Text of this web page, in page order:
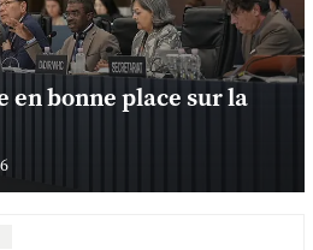
en bonne place sur la